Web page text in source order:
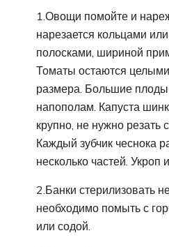
1.Овощи помойте и
нарезается кольцами
полосками, шириной
Томаты остаются
размера. Большие
напополам. Капуста
крупно, не нужно резать
Каждый зубчик чеснока
несколько частей. Укроп
2.Банки стерилизовать
необходимо помыть с
или содой.